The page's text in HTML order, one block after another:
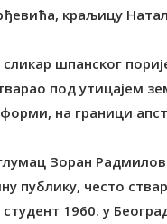
краљицу
шпанског
под утицајем
на граници
Зоран
публику, често
студент 1960. у